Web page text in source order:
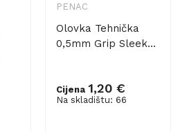
PENAC
Olovka Tehnička
0,5mm Grip Sleek...
Cijena 1,20 €
Na skladištu: 66